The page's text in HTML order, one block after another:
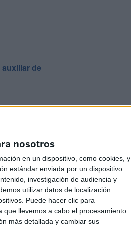
nosotros
en un dispositivo, como cookies, y
estándar enviada por un dispositivo
investigación de audiencia y
utilizar datos de localización
Puede hacer clic para
que llevemos a cabo el procesamiento
más detallada y cambiar sus
auxiliar de
de
de